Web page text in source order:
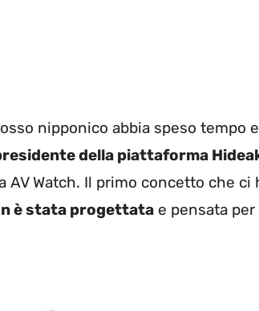
nipponico abbia speso tempo
della piattaforma
AV Watch. Il primo concetto che
è stata progettata e pensata per